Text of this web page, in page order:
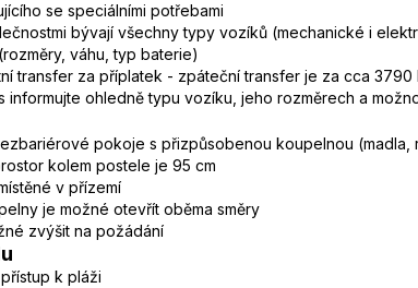
se speciálními potřebami
bývají všechny typy vozíků (mechanické i
váhu, typ baterie)
transfer za příplatek - zpáteční transfer je za cca 3790
informujte ohledně typu vozíku, jeho rozměrech a
pokoje s přizpůsobenou koupelnou (madla,
kolem postele je 95 cm
v přízemí
je možné otevřít oběma směry
zvýšit na požádání
k pláži